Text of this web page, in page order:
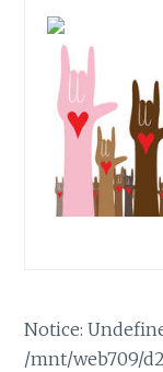
Notice:
/mnt/web709/